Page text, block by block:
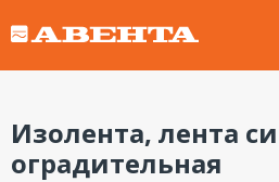
Изолента, лента
оградительная